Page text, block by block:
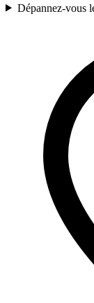
Dépannez-vous